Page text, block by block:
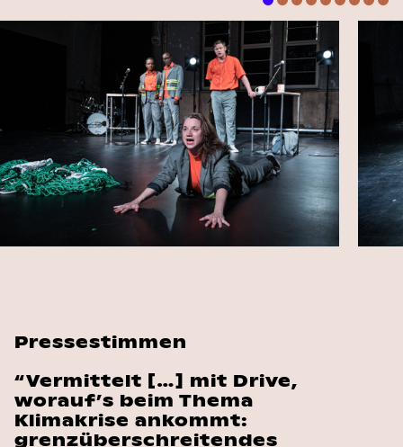
Pressestimmen
“Vermittelt […] mit Drive,
worauf’s beim Thema
Klimakrise ankommt:
grenzüberschreitendes